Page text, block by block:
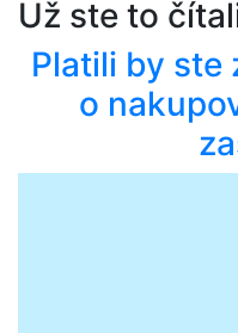
Už ste to
Platili by ste
o